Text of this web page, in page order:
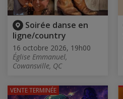
Soirée danse en
ligne/country
16 octobre 2026, 19h00
Église Emmanuel,
Cowansville, QC
VENTE TERMINÉE